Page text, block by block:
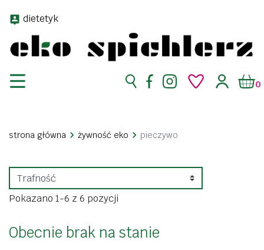
dietetyk
0
strona główna żywność eko pieczywo
Pokazano 1-6 z 6 pozycji
Obecnie brak na stanie